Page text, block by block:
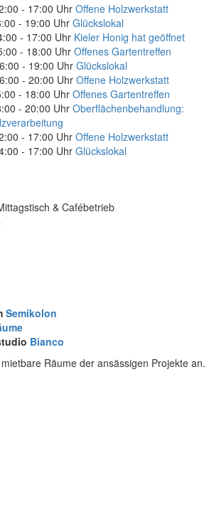
- 17:00 Uhr Offene Holzwerkstatt
- 19:00 Uhr Glückslokal
- 17:00 Uhr Kieler Honig hat geöffnet
- 18:00 Uhr Offenes Gartentreffen
- 19:00 Uhr Glückslokal
- 20:00 Uhr Offene Holzwerkstatt
- 18:00 Uhr Offenes Gartentreffen
- 20:00 Uhr Oberflächenbehandlung:
- 17:00 Uhr Offene Holzwerkstatt
- 17:00 Uhr Glückslokal
& Cafébetrieb
Semikolon
Bianco
Räume der ansässigen Projekte an.